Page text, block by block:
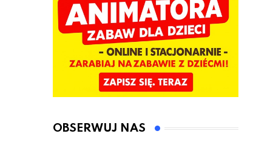
OBSERWUJ NAS